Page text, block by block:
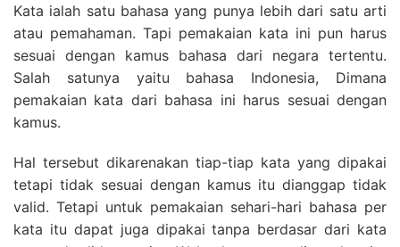
Kata ialah satu bahasa yang punya lebih dari satu arti
atau pemahaman. Tapi pemakaian kata ini pun harus
sesuai dengan kamus bahasa dari negara tertentu.
Salah satunya yaitu bahasa Indonesia, Dimana
pemakaian kata dari bahasa ini harus sesuai dengan
kamus.
Hal tersebut dikarenakan tiap-tiap kata yang dipakai
tetapi tidak sesuai dengan kamus itu dianggap tidak
valid. Tetapi untuk pemakaian sehari-hari bahasa per
kata itu dapat juga dipakai tanpa berdasar dari kata